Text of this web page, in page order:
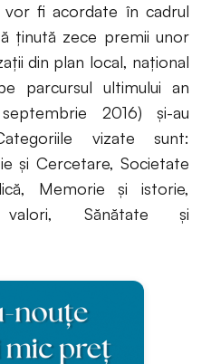
vor fi acordate în cadrul
ţinută zece premii unor
din plan local, naţional
parcursul ultimului an
2016) și-au
vizate sunt:
și Cercetare, Societate
Memorie și istorie,
valori, Sănătate și